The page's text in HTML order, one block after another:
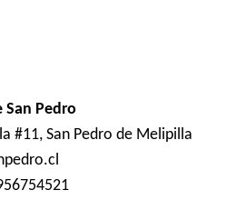
San Pedro
#11, San Pedro de Melipilla